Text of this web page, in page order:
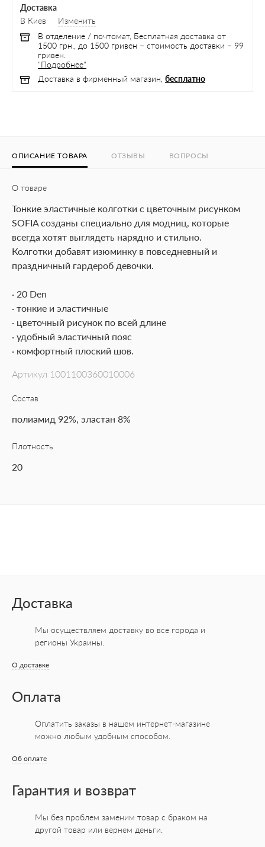
Доставка
В Киев
Изменить
В отделение / почтомат, Бесплатная доставка от
1500 грн., до 1500 гривен – стоимость доставки – 99
гривен.
"Подробнее"
Доставка в фирменный магазин, бесплатно
ОПИСАНИЕ ТОВАРА ОТЗЫВЫ ВОПРОСЫ
О товаре
Тонкие эластичные колготки с цветочным рисунком
SOFIA созданы специально для модниц, которые
всегда хотят выглядеть нарядно и стильно.
Колготки добавят изюминку в повседневный и
праздничный гардероб девочки.
· 20 Den
· тонкие и эластичные
· цветочный рисунок по всей длине
· удобный эластичный пояс
· комфортный плоский шов.
Артикул 1001100360010006
Состав
полиамид 92%, эластан 8%
Плотность
20
Доставка
Мы осуществляем доставку во все города и
регионы Украины.
О доставке
Оплата
Оплатить заказы в нашем интернет-магазине
можно любым удобным способом.
Об оплате
Гарантия и возврат
Мы без проблем заменим товар с браком на
другой товар или вернем деньги.